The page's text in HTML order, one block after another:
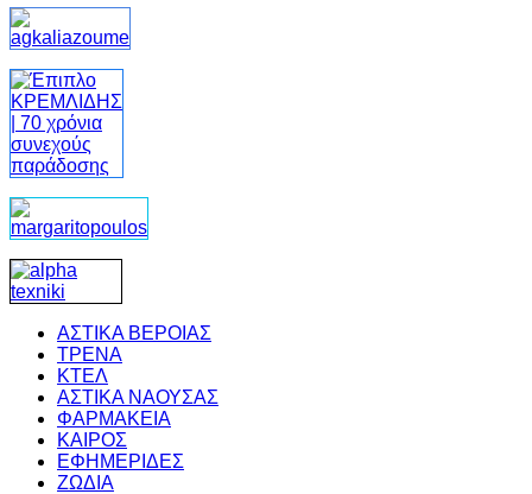
ΑΣΤΙΚΑ ΒΕΡΟΙΑΣ
ΤΡΕΝΑ
ΚΤΕΛ
ΑΣΤΙΚΑ ΝΑΟΥΣΑΣ
ΦΑΡΜΑΚΕΙΑ
ΚΑΙΡΟΣ
ΕΦΗΜΕΡΙΔΕΣ
ΖΩΔΙΑ